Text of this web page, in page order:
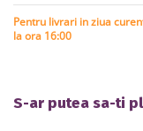
Pentru livrari in ziua
la ora 16:00
S-ar putea sa-ti